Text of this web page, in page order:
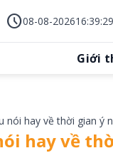
schedule08-08-202616:39:31
Giới
nói hay về thời gian ý
hay về